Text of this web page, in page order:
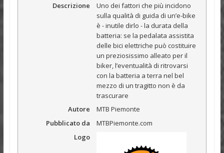
Descrizione
Uno dei fattori che più incidono
sulla qualità di guida di un’e-bike
è - inutile dirlo - la durata della
batteria: se la pedalata assistita
delle bici elettriche può costituire
un preziosissimo alleato per il
biker, l’eventualità di ritrovarsi
con la batteria a terra nel bel
mezzo di un tragitto non è da
trascurare
Autore
MTB Piemonte
Pubblicato da
MTBPiemonte.com
Logo